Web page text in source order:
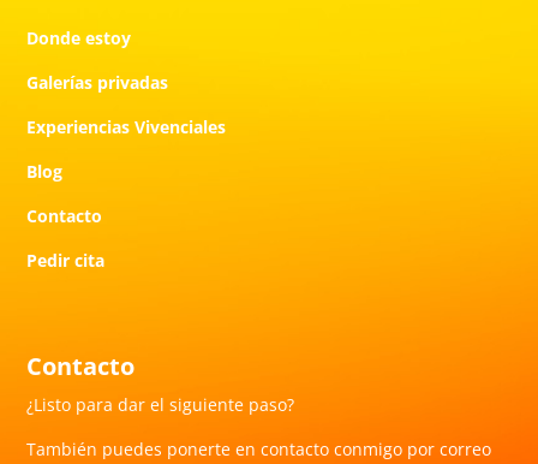
Donde estoy
Galerías privadas
Experiencias Vivenciales
Blog
Contacto
Pedir cita
Contacto
¿Listo para dar el siguiente paso?
También puedes ponerte en contacto conmigo por correo